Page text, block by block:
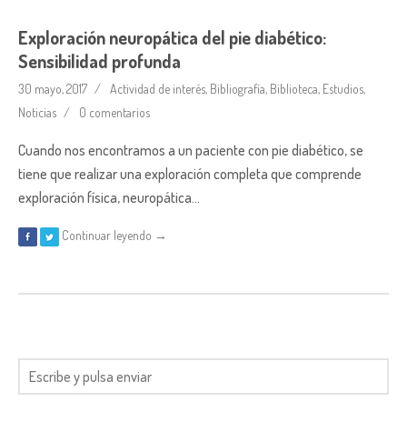
Exploración neuropática del pie diabético:
Sensibilidad profunda
30 mayo, 2017 Actividad de interés, Bibliografía, Biblioteca, Estudios,
Noticias
0 comentarios
Cuando nos encontramos a un paciente con pie diabético, se
tiene que realizar una exploración completa que comprende
exploración física, neuropática…
Continuar leyendo →